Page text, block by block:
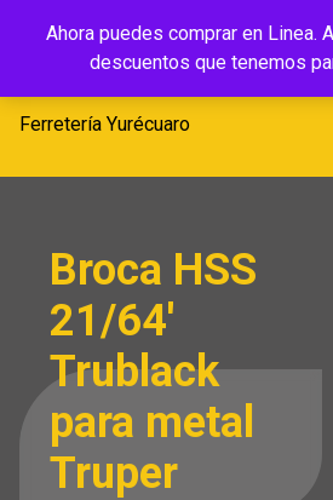
Ahora puedes comprar en Linea.
descuentos que tenemos
Ferretería
Yurécuaro
Ferretería Yurécuaro
Broca HSS
21/64′
Trublack
para metal
Truper